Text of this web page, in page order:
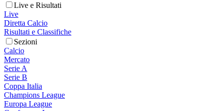
Live e Risultati
Live
Diretta Calcio
Risultati e Classifiche
Sezioni
Calcio
Mercato
Serie A
Serie B
Coppa Italia
Champions League
Europa League